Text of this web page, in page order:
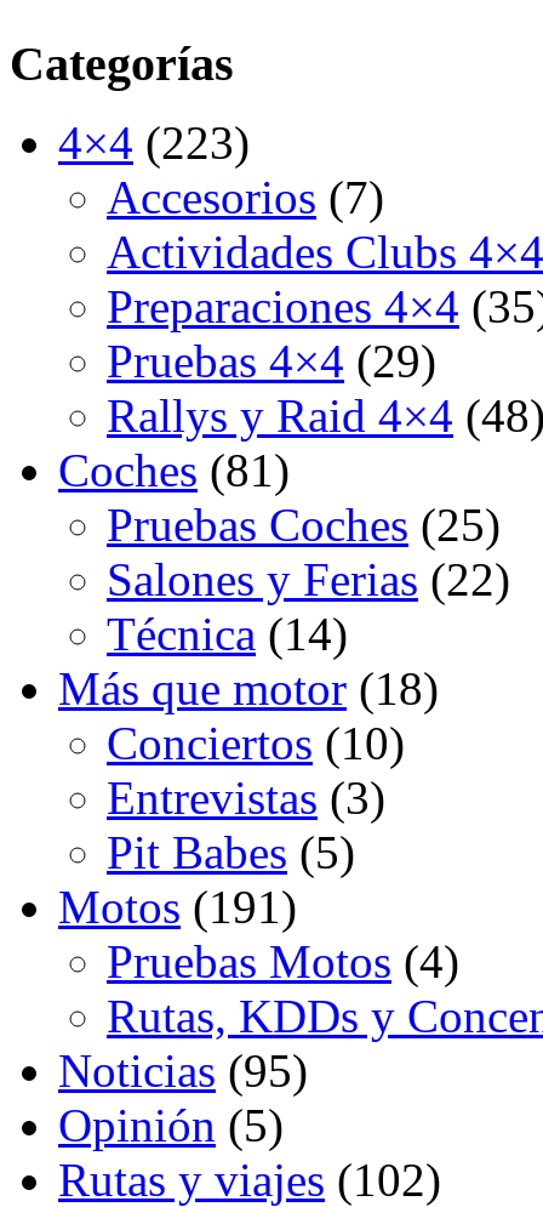
Categorías
4×4 (223)
Accesorios (7)
Actividades Clubs 4×4
Preparaciones 4×4
Pruebas 4×4 (29)
Rallys y Raid 4×4
Coches (81)
Pruebas Coches (25)
Salones y Ferias (22)
Técnica (14)
Más que motor (18)
Conciertos (10)
Entrevistas (3)
Pit Babes (5)
Motos (191)
Pruebas Motos (4)
Rutas, KDDs y
Noticias (95)
Opinión (5)
Rutas y viajes (102)